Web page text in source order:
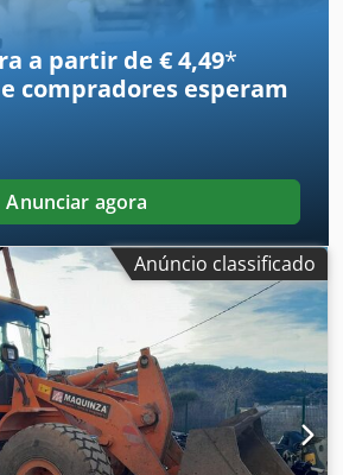
a partir de € 4,49*
compradores esperam
Anunciar agora
Anúncio classificado